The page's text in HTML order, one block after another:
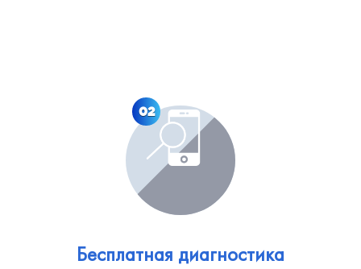
02
Бесплатная диагностика